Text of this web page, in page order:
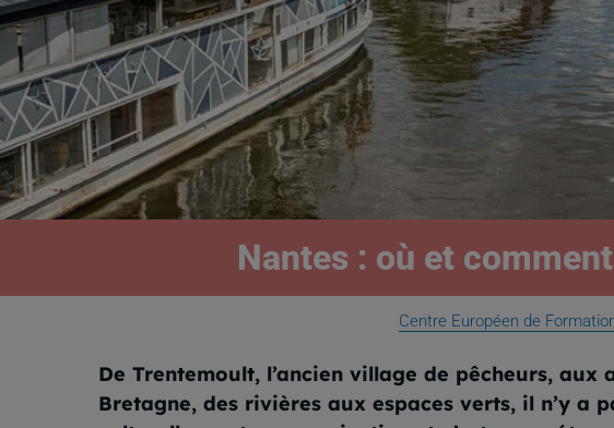
Nantes : où et
Centre Européen de
De Trentemoult, l’ancien village de pêcheurs,
Bretagne, des rivières aux espaces verts, il n’y a